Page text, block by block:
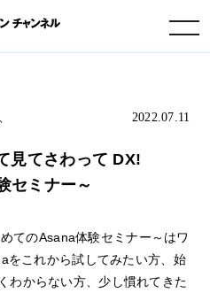
toggle navigation
2022.07.11
見てさわって DX!
セミナー～
てのAsana体験セミナー～はワ
をこれから試してみたい方、始
わからない方、少し慣れてきた